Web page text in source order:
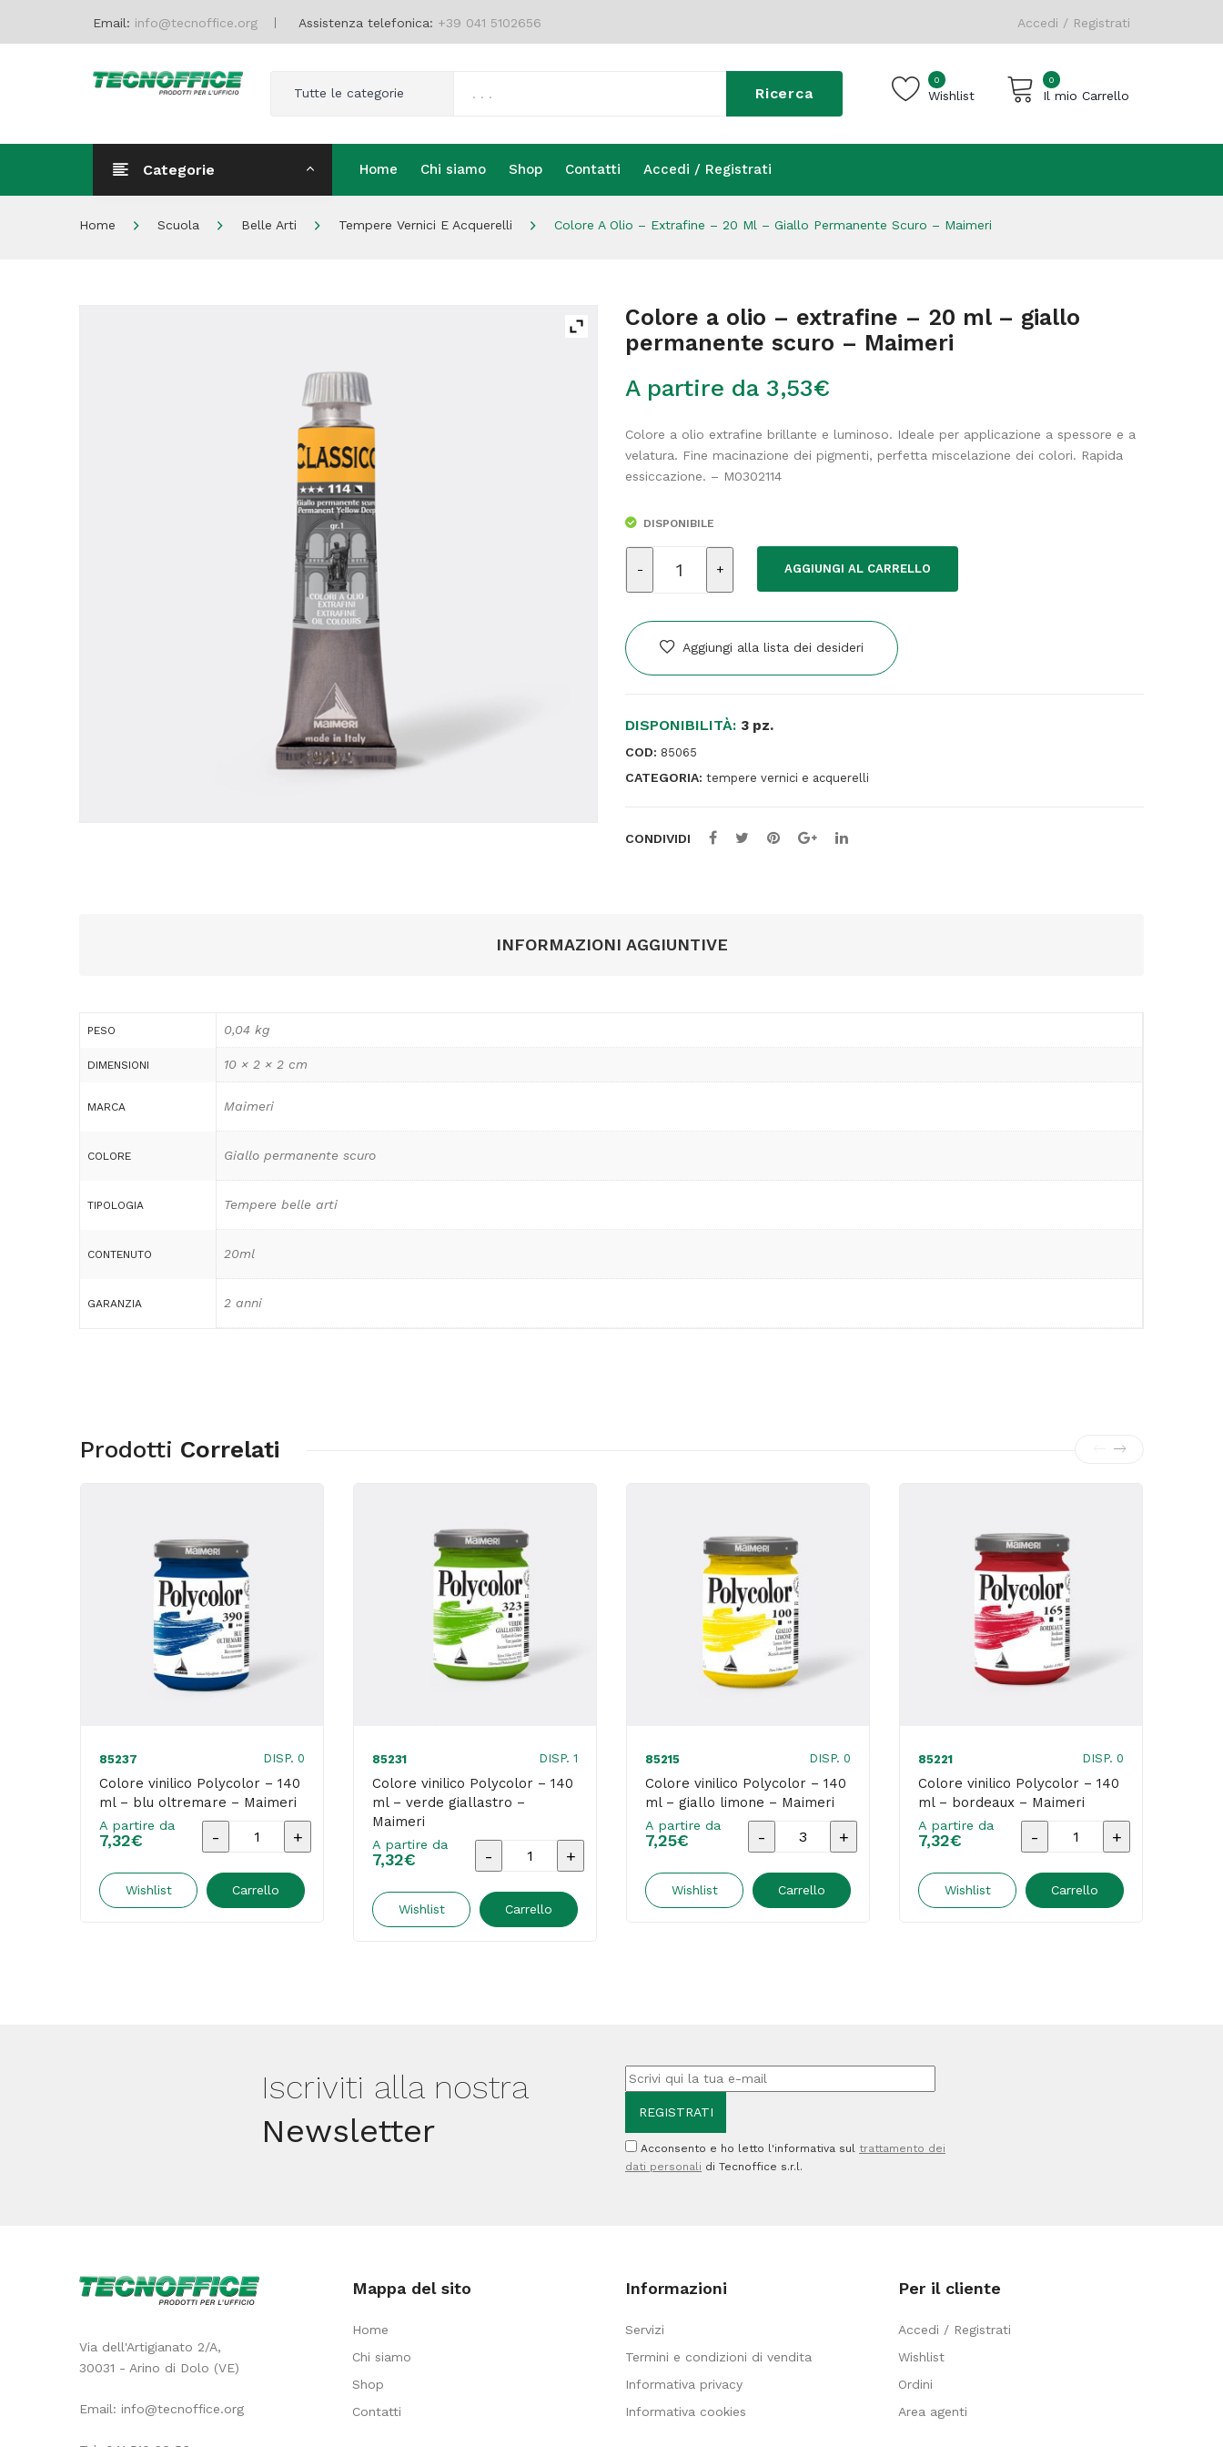
Email: info@tecnoffice.org Assistenza telefonica: +39 041 5102656 Accedi / Registrati
Tutte le categorie Ricerca
0
Wishlist
0
Il mio Carrello
Categorie Home Chi siamo Shop Contatti Accedi / Registrati
Home Chi siamo Shop Contatti Accedi / Registrati
Home Scuola Belle Arti Tempere Vernici E Acquerelli Colore A Olio – Extrafine – 20 Ml – Giallo Permanente Scuro – Maimeri
Colore a olio – extrafine – 20 ml – giallo
permanente scuro – Maimeri
A partire da 3,53€
Colore a olio extrafine brillante e luminoso. Ideale per applicazione a spessore e a
velatura. Fine macinazione dei pigmenti, perfetta miscelazione dei colori. Rapida
essiccazione. – M0302114
DISPONIBILE
-
extrafine
-
giallo
scuro
AGGIUNGI AL CARRELLO
Aggiungi alla lista dei desideri
DISPONIBILITÀ: 3 pz.
COD: 85065
CATEGORIA: tempere vernici e acquerelli
CONDIVIDI
INFORMAZIONI AGGIUNTIVE
PESO 0,04 kg
DIMENSIONI 10 × 2 × 2 cm
MARCA Maimeri
COLORE Giallo permanente scuro
TIPOLOGIA Tempere belle arti
CONTENUTO 20ml
GARANZIA 2 anni
Prodotti Correlati
85237 DISP. 0
Colore vinilico Polycolor – 140
ml – blu oltremare – Maimeri
A partire da
7,32€
Colore
Polycolor
Wishlist Carrello
85231 DISP. 1
Colore vinilico Polycolor – 140
ml – verde giallastro –
Maimeri
A partire da
7,32€
Colore
Polycolor
-
Wishlist Carrello
85215 DISP. 0
Colore vinilico Polycolor – 140
ml – giallo limone – Maimeri
A partire da
7,25€
Colore
Polycolor
-
Wishlist Carrello
85221 DISP. 0
Colore vinilico Polycolor – 140
ml – bordeaux – Maimeri
A partire da
7,32€
Colore
Polycolor
Wishlist Carrello
Iscriviti alla nostra
Newsletter
Acconsento e ho letto l'informativa sul trattamento dei
dati personali di Tecnoffice s.r.l.
Via dell'Artigianato 2/A,
30031 - Arino di Dolo (VE)
Email: info@tecnoffice.org
Mappa del sito
Home
Chi siamo
Shop
Contatti
Informazioni
Servizi
Termini e condizioni di vendita
Informativa privacy
Informativa cookies
Per il cliente
Accedi / Registrati
Wishlist
Ordini
Area agenti